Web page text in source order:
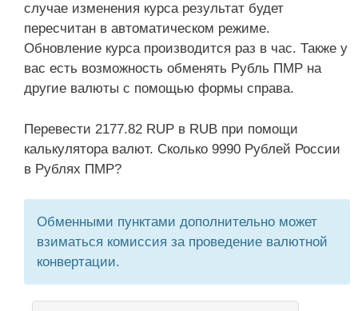
случае изменения курса результат будет
пересчитан в автоматическом режиме.
Обновление курса производится раз в час. Также у
вас есть возможность обменять Рубль ПМР на
другие валюты с помощью формы справа.
Перевести 2177.82 RUP в RUB при помощи
калькулятора валют. Сколько 9990 Рублей России
в Рублях ПМР?
Обменными пунктами дополнительно может
взиматься комиссия за проведение валютной
конвертации.